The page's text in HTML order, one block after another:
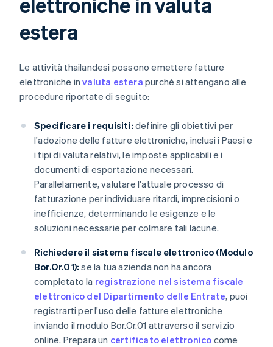
estera
Le attività thailandesi possono emettere fatture
elettroniche invaluta estera purché si attengano alle
procedure riportate di seguito:
Specificare i requisiti: definire gli obiettivi per
l'adozione delle fatture elettroniche, inclusi i Paesi e
i tipi di valuta relativi, le imposte applicabili e i
documenti di esportazione necessari.
Parallelamente, valutare l'attuale processo di
fatturazione per individuare ritardi, imprecisioni o
inefficienze, determinando le esigenze e le
soluzioni necessarie per colmare tali lacune.
Richiedere il sistema fiscale elettronico (Modulo
Bor.Or.01): se la tua azienda non ha ancora
completato la registrazione nel sistema fiscale
elettronico del Dipartimento delle Entrate, puoi
registrarti per l'uso delle fatture elettroniche
inviando il modulo Bor.Or.01 attraverso il servizio
online. Prepara un certificato elettronico come